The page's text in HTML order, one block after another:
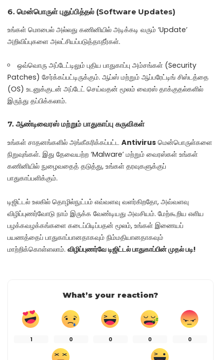
6. மென்பொருள் புதுப்பித்தல் (Software Updates)
உங்கள் மொபைல் அல்லது கணினியில் அடிக்கடி வரும் ‘Update’
அறிவிப்புகளை அலட்சியப்படுத்தாதீர்கள்.
ஒவ்வொரு அப்டேட்டிலும் புதிய பாதுகாப்பு அம்சங்கள் (Security
Patches) சேர்க்கப்பட்டிருக்கும். ஆப்ஸ் மற்றும் ஆப்பரேட்டிங் சிஸ்டத்தை
(OS) உடனுக்குடன் அப்டேட் செய்வதன் மூலம் வைரஸ் தாக்குதல்களில்
இருந்து தப்பிக்கலாம்.
7. ஆண்டிவைரஸ் மற்றும் பாதுகாப்பு கருவிகள்
உங்கள் சாதனங்களில் அங்கீகரிக்கப்பட்ட Antivirus மென்பொருள்களை
நிறுவுங்கள். இது தேவையற்ற ‘Malware’ மற்றும் வைரஸ்கள் உங்கள்
கணினியில் நுழைவதைத் தடுத்து, உங்கள் தரவுகளுக்குப்
பாதுகாப்பளிக்கும்.
டிஜிட்டல் உலகில் தொழில்நுட்பம் எவ்வளவு வளர்கிறதோ, அவ்வளவு
விழிப்புணர்வோடு நாம் இருக்க வேண்டியது அவசியம். மேற்கூறிய எளிய
பழக்கவழக்கங்களை கடைப்பிடிப்பதன் மூலம், உங்கள் இணையப்
பயணத்தைப் பாதுகாப்பானதாகவும் நிம்மதியானதாகவும்
மாற்றிக்கொள்ளலாம். விழிப்புணர்வே டிஜிட்டல் பாதுகாப்பின் முதல் படி!
What’s your reaction?
1 0 0 0 0